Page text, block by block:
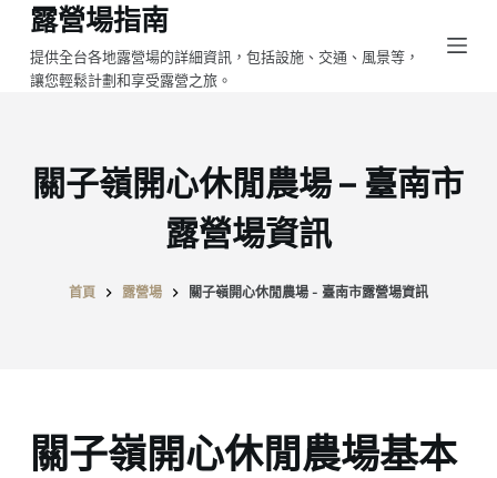
跳
至
主
容
露營場指南
提供全台各地露營場的詳細資訊，包括設施、交通、風景等，
讓您輕鬆計劃和享受露營之旅。
關子嶺開心休閒農場 – 臺南市
露營場資訊
首頁 露營場 關子嶺開心休閒農場 - 臺南市露營場資訊
關子嶺開心休閒農場基本